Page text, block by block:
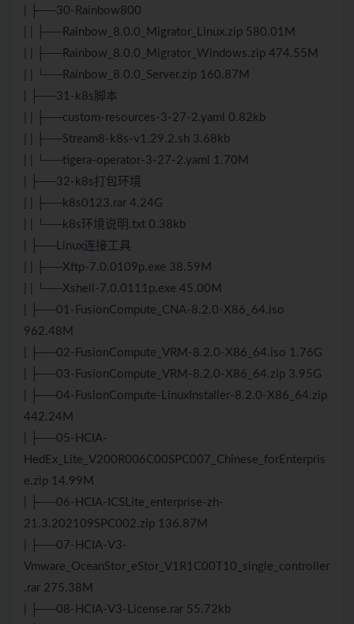
| ├──30-Rainbow800
| | ├──Rainbow_8.0.0_Migrator_Linux.zip 580.01M
| | ├──Rainbow_8.0.0_Migrator_Windows.zip 474.55M
| | └──Rainbow_8.0.0_Server.zip 160.87M
| ├──31-k8s脚本
| | ├──custom-resources-3-27-2.yaml 0.82kb
| | ├──Stream8-k8s-v1.29.2.sh 3.68kb
| | └──tigera-operator-3-27-2.yaml 1.70M
| ├──32-k8s打包环境
| | ├──k8s0123.rar 4.24G
| | └──k8s环境说明.txt 0.38kb
| ├──Linux连接工具
| | ├──Xftp-7.0.0109p.exe 38.59M
| | └──Xshell-7.0.0111p.exe 45.00M
| ├──01-FusionCompute_CNA-8.2.0-X86_64.iso
962.48M
| ├──02-FusionCompute_VRM-8.2.0-X86_64.iso 1.76G
| ├──03-FusionCompute_VRM-8.2.0-X86_64.zip 3.95G
| ├──04-FusionCompute-LinuxInstaller-8.2.0-X86_64.zip
442.24M
| ├──05-HCIA-
HedEx_Lite_V200R006C00SPC007_Chinese_forEnterpris
e.zip 14.99M
| ├──06-HCIA-ICSLite_enterprise-zh-
21.3.202109SPC002.zip 136.87M
| ├──07-HCIA-V3-
Vmware_OceanStor_eStor_V1R1C00T10_single_controller
.rar 275.38M
| ├──08-HCIA-V3-License.rar 55.72kb